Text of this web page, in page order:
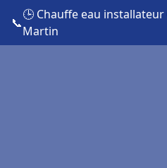
📞
🕒 Chauffe eau
Martin